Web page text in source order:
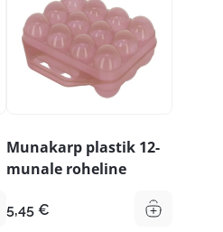
Munakarp plastik 12-
munale roheline
5,45 €